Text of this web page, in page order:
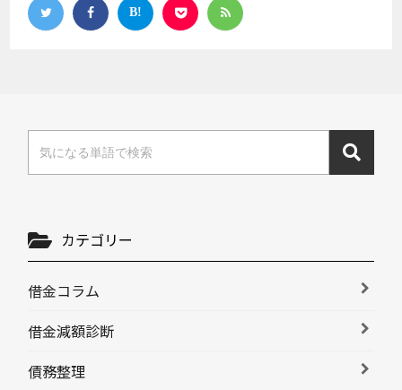
カテゴリー
借金コラム
借金減額診断
債務整理